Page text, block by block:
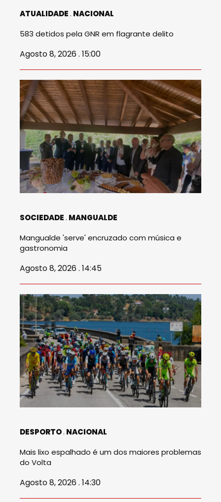
ATUALIDADE NACIONAL
583 detidos pela GNR em flagrante delito
Agosto 8, 2026 . 15:00
SOCIEDADE MANGUALDE
Mangualde 'serve' encruzado com música e
gastronomia
Agosto 8, 2026 . 14:45
DESPORTO NACIONAL
Mais lixo espalhado é um dos maiores problemas
do Volta
Agosto 8, 2026 . 14:30